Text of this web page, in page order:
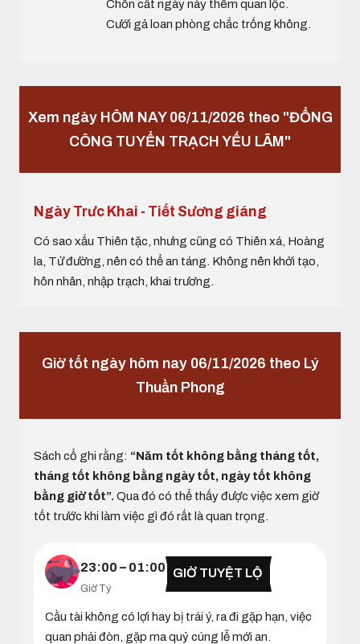
Chôn cất ngày này thêm quan lộc.
Cưới gả loan phòng chắc trống không.
Xem ngày HÔM NAY 06/11/2026 theo "ĐỔNG
CÔNG TUYỂN TRẠCH YẾU LÃM"
Ngày Trưc Khai - Tiết Sương giáng
Có sao xấu Thiên tặc, nhưng cũng có Thiên xá, Hoàng
la, Tử đường, nên có thể an táng. Không nên khởi tạo,
hôn nhân, nhập trạch, khai trương.
Giờ tốt ngày hôm nay 06/11/2026 theo Lý
Thuần Phong
Sách cổ ghi rằng: “Năm tốt không bằng tháng tốt,
tháng tốt không bằng ngày tốt, ngày tốt không
bằng giờ tốt”. Qua đó có thể thấy được việc xem giờ
tốt trước khi làm việc gì đó rất là quan trọng.
23:00 – 01:00
Giờ Tý
GIỜ TUYỆT LỘ
Cầu tài không có lợi hay bị trái ý, ra đi gặp hạn, việc
quan phải đòn, gặp ma quỷ cúng lễ mới an.